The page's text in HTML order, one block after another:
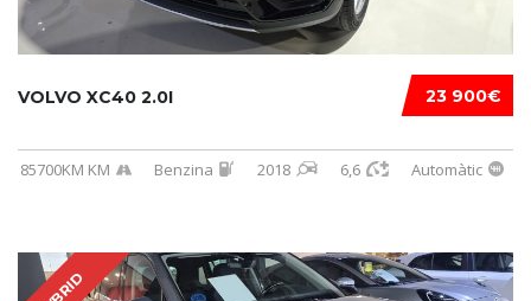
23 900€
VOLVO XC40 2.0I
85700KM KM Benzina 2018 6,6 Automàtic